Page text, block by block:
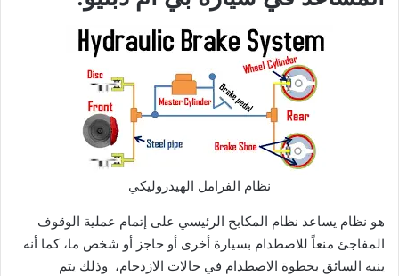
نظام الفرامل الهيدروليكي
هو نظام يساعد نظام المكابح الرئيسي على إتمام عملية الوقوف
المفاجئ منعاً للاصطدام بسيارة أخرى أو حاجز أو شخص ما، كما أنه
ينبه السائق بخطوة الاصطدام في حالات الازدحام، وذلك يتم